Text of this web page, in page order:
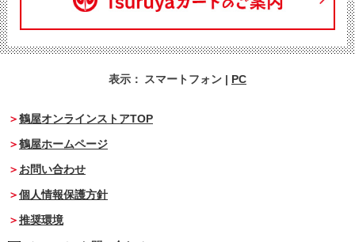
表示： スマートフォン | PC
鶴屋オンラインストアTOP
鶴屋ホームページ
お問い合わせ
個人情報保護方針
推奨環境